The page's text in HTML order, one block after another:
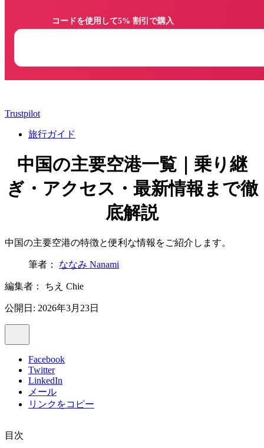
Trustpilot
旅行ガイド
中国の主要空港一覧｜乗り継
ぎ・アクセス・最新情報まで徹
底解説
中国の主要空港の特徴と便利な情報をご紹介します。
筆者： ななみ Nanami
編集者： ちえ Chie
公開日: 2026年3月23日
Facebook
Twitter
LinkedIn
メール
リンクをコピー
目次